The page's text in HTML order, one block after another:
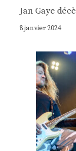
Jan Gaye
8 janvier 2024